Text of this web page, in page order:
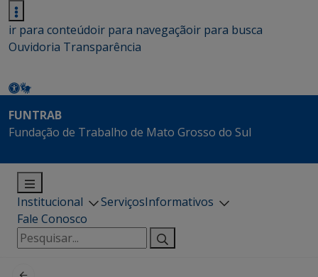
ir para conteúdoir para navegaçãoir para busca
Ouvidoria Transparência
FUNTRAB
Fundação de Trabalho de Mato Grosso do Sul
Institucional ServiçosInformativos
Fale Conosco
Pesquisar
por: